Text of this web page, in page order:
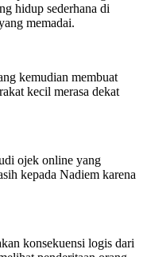
hidup sederhana di
memadai.
kemudian membuat
kecil merasa dekat
ojek online yang
kepada Nadiem karena
konsekuensi logis dari